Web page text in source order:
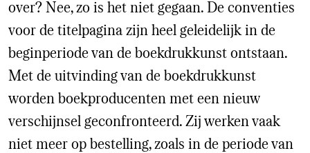
over? Nee, zo is het niet gegaan. De conventies
voor de titelpagina zijn heel geleidelijk in de
beginperiode van de boekdrukkunst ontstaan.
Met de uitvinding van de boekdrukkunst
worden boekproducenten met een nieuw
verschijnsel geconfronteerd. Zij werken vaak
niet meer op bestelling, zoals in de periode van